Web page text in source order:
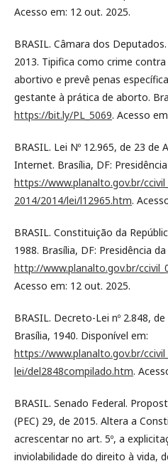
Acesso em: 12 out. 2025.
BRASIL. Câmara dos
2013. Tipifica como crime
abortivo e prevê penas
gestante à prática de aborto.
https://bit.ly/PL_5069. Acesso
BRASIL. Lei Nº 12.965, de 23 de
Internet. Brasília, DF:
https://www.planalto.gov.br/
2014/2014/lei/l12965.htm.
BRASIL. Constituição da
1988. Brasília, DF: Presidência
http://www.planalto.gov.br/
Acesso em: 12 out. 2025.
BRASIL. Decreto-Lei nº 2.848,
Brasília, 1940. Disponível em:
https://www.planalto.gov.br/
lei/del2848compilado.htm.
BRASIL. Senado Federal.
(PEC) 29, de 2015. Altera a
acrescentar no art. 5º, a
inviolabilidade do direito à vida,